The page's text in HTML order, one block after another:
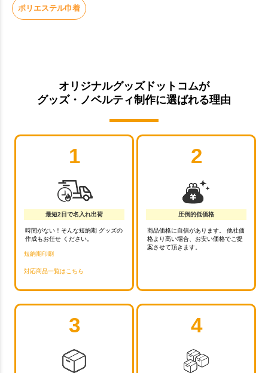
ポリエステル巾着
オリジナルグッズドットコムが
グッズ・ノベルティ制作に選ばれる理由
1
最短2日で名入れ出荷
時間がない！そんな短納期 グッズの
作成もお任せ ください。
短納期印刷
対応商品一覧はこちら
2
圧倒的低価格
商品価格に自信があります。 他社価
格より高い場合、お安い価格でご提
案させて頂きます。
3 4